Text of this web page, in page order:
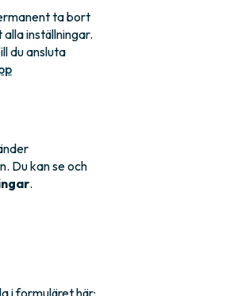
ta bort
inställningar.
du ansluta
Du kan se och
.
i formuläret här: